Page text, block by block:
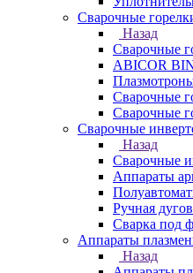
Сварочные
Назад
Сварочные
ABICOR
Сварочные
Сварочные
Сварочные
Назад
Сварочные
Аппараты
Ручная
Сварка под
Аппараты
Назад